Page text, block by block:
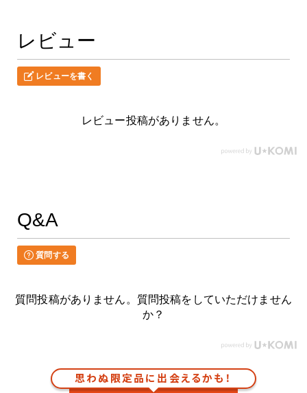
レビュー
レビューを書く
レビュー投稿がありません。
Q&A
質問する
質問投稿がありません。質問投稿をしていただけません
か？
思わぬ限定品に出会えるかも！